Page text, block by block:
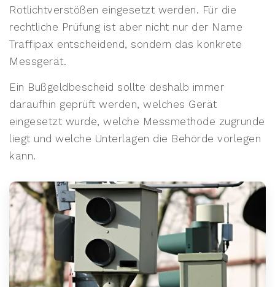
Rotlichtverstößen eingesetzt werden. Für die
rechtliche Prüfung ist aber nicht nur der Name
Traffipax entscheidend, sondern das konkrete
Messgerät.
Ein Bußgeldbescheid sollte deshalb immer
daraufhin geprüft werden, welches Gerät
eingesetzt wurde, welche Messmethode zugrunde
liegt und welche Unterlagen die Behörde vorlegen
kann.